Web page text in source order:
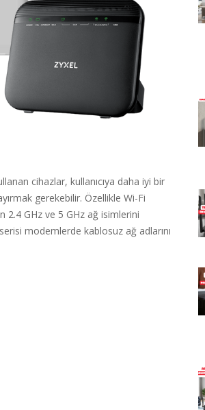
cihazlar, kullanıcıya daha iyi bir
gerekebilir. Özellikle Wi-Fi
2.4 GHz ve 5 GHz ağ isimlerini
modemlerde kablosuz ağ adlarını